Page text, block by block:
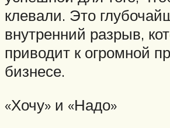
клевали. Это
внутренний разрыв,
приводит к огромной
бизнесе.
«Хочу» и «Надо»